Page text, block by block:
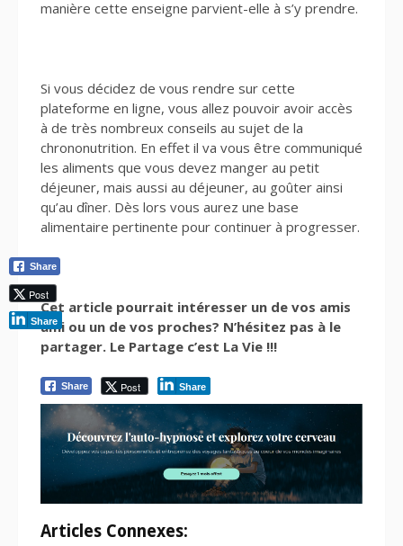
manière cette enseigne parvient-elle à s’y prendre.
Si vous décidez de vous rendre sur cette
plateforme en ligne, vous allez pouvoir avoir accès
à de très nombreux conseils au sujet de la
chrononutrition. En effet il va vous être communiqué
les aliments que vous devez manger au petit
déjeuner, mais aussi au déjeuner, au goûter ainsi
qu’au dîner. Dès lors vous aurez une base
alimentaire pertinente pour continuer à progresser.
Cet article pourrait intéresser un de vos amis
ami ou un de vos proches? N’hésitez pas à le
partager. Le Partage c’est La Vie !!!
Share Post Share
Articles Connexes:
Share
Post
Share